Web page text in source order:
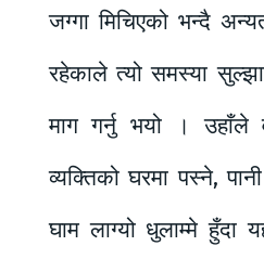
जग्गा मिचिएको भन्दै
रहेकाले त्यो समस्या
माग गर्नु भयो । उहाँले
व्यक्तिको घरमा पस्ने,
घाम लाग्यो धुलाम्मे हुँदा